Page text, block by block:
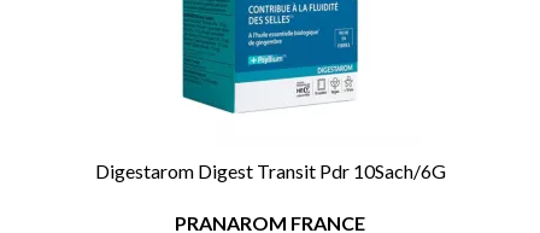
Digestarom Digest Transit Pdr 10Sach/6G
PRANAROM FRANCE